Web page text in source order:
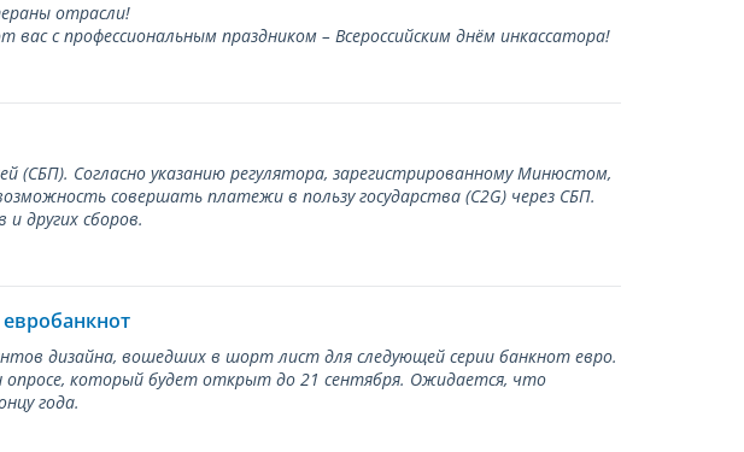
отрасли!
с профессиональным праздником – Всероссийским днём инкассатора!
Согласно указанию регулятора, зарегистрированному Минюстом,
совершать платежи в пользу государства (С2G) через СБП.
других сборов.
дизайна, вошедших в шорт лист для следующей серии банкнот евро.
который будет открыт до 21 сентября. Ожидается, что
года.